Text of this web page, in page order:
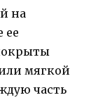
на
ее
мягкой
часть